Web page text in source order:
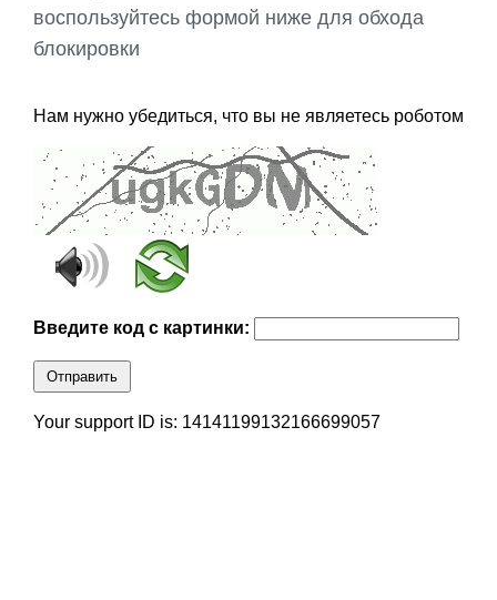
воспользуйтесь формой ниже для обхода
блокировки
Нам нужно убедиться, что вы не являетесь роботом
Введите код с картинки:
Отправить
Your support ID is: 14141199132166699057